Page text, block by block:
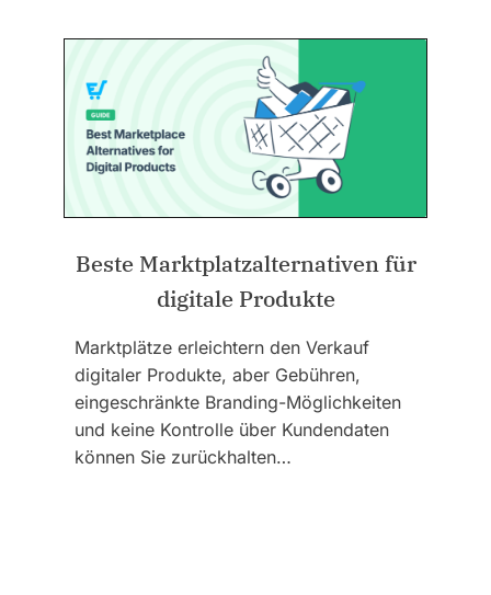
Beste Marktplatzalternativen für
digitale Produkte
Marktplätze erleichtern den Verkauf
digitaler Produkte, aber Gebühren,
eingeschränkte Branding-Möglichkeiten
und keine Kontrolle über Kundendaten
können Sie zurückhalten…